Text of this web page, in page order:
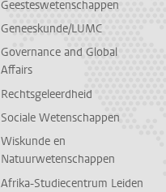
Geesteswetenschappen
Geneeskunde/LUMC
Governance and Global
Affairs
Rechtsgeleerdheid
Sociale Wetenschappen
Wiskunde en
Natuurwetenschappen
Afrika-Studiecentrum Leiden